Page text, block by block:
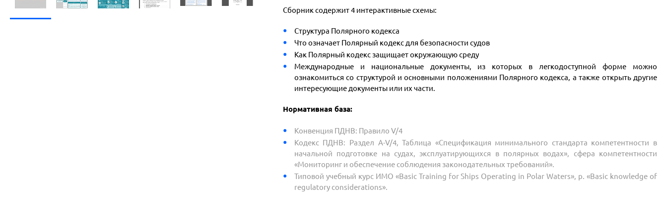
Сборник содержит 4 интерактивные схемы:
Структура Полярного кодекса
Что означает Полярный кодекс для безопасности судов
Как Полярный кодекс защищает окружающую среду
Международные и национальные документы, из которых в легкодоступной форме можно
ознакомиться со структурой и основными положениями Полярного кодекса, а также открыть другие
интересующие документы или их части.
Нормативная база:
Конвенция ПДНВ: Правило V/4
Кодекс ПДНВ: Раздел A-V/4, Таблица «Спецификация минимального стандарта компетентности в
начальной подготовке на судах, эксплуатирующихся в полярных водах», сфера компетентности
«Мониторинг и обеспечение соблюдения законодательных требований».
Типовой учебный курс ИМО «Basic Training for Ships Operating in Polar Waters», p. «Basic knowledge of
regulatory considerations».